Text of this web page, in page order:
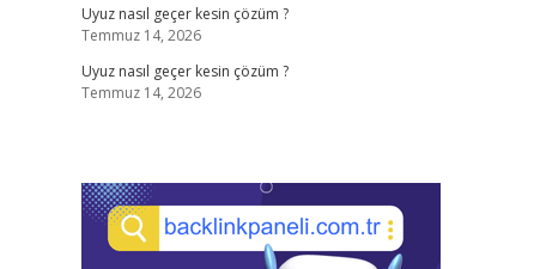
Uyuz nasıl geçer kesin çözüm ?
Temmuz 14, 2026
Uyuz nasıl geçer kesin çözüm ?
Temmuz 14, 2026